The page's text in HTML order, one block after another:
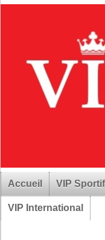
Accueil VIP
VIP International